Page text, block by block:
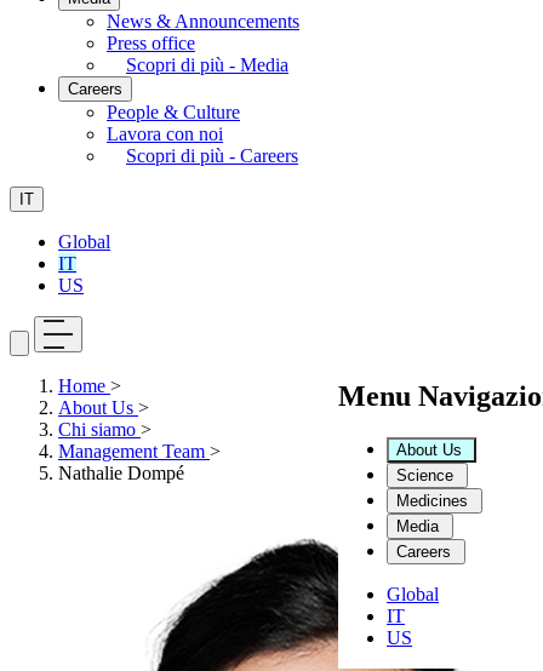
News & Announcements
Press office
Scopri di più - Media
Careers
People & Culture
Lavora con noi
Scopri di più - Careers
IT
Global
IT
US
Menu
About Us
Science
Medicines
Media
Careers
Global
IT
US
Home >
About Us >
Chi siamo >
Management Team >
Nathalie Dompé